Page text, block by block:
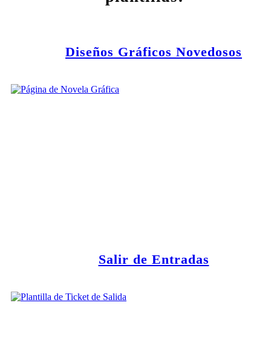
Diseños Gráficos Novedosos
Salir de Entradas